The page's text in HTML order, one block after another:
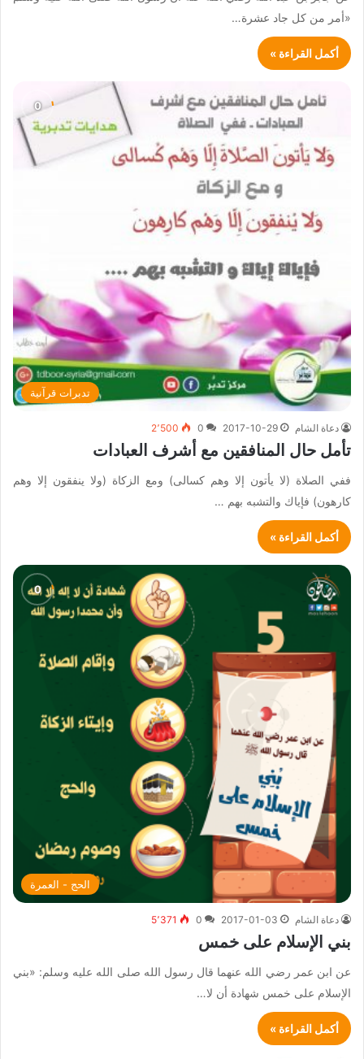
«أمر من كل جاد عشرة…
أكمل القراءة »
تدبرات قرآنية
دعاة الشام 2017-10-29
0 2٬500
تأمل حال المنافقين مع أشرف العبادات
ففي الصلاة (لا يأتون إلا وهم كسالى) ومع الزكاة (ولا ينفقون إلا وهم
كارهون) فإياك والتشبه بهم …
أكمل القراءة »
الحج - العمرة
دعاة الشام 2017-01-03
0 5٬371
بني الإسلام على خمس
عن ابن عمر رضي الله عنهما قال رسول الله صلى الله عليه وسلم: «بني
الإسلام على خمس شهادة أن لا…
أكمل القراءة »